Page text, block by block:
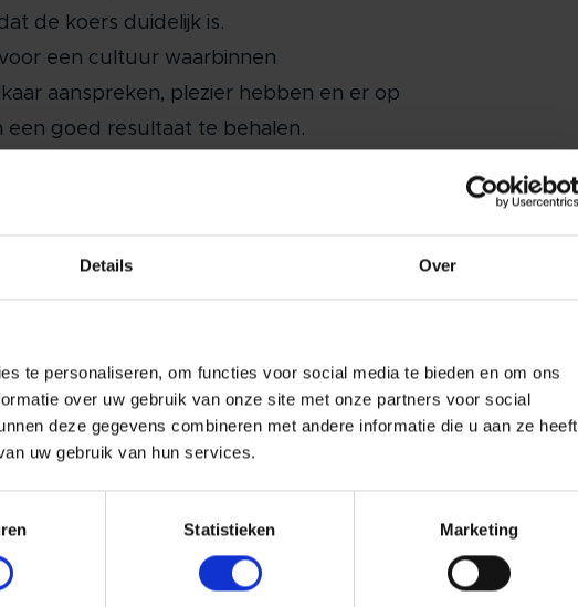
Details Over
te personaliseren, om functies voor social media te bieden en om ons
over uw gebruik van onze site met onze partners voor social
deze gegevens combineren met andere informatie die u aan ze heeft
uw gebruik van hun services.
Statistieken Marketing
de koers duidelijk is.
een cultuur waarbinnen
aanspreken, plezier hebben en er op
een goed resultaat te behalen.
vast te stellen dagdelen gaan we aan
Bij voorkeur buiten in de vrije
letterlijk in beweging te komen.
oefeningen, opstellingen en uitdagingen
om zichtbaar te maken wat er leeft
praten we zorgvuldig over door en
vast; wat we anders willen, waar we
zullen er coaching sessies worden